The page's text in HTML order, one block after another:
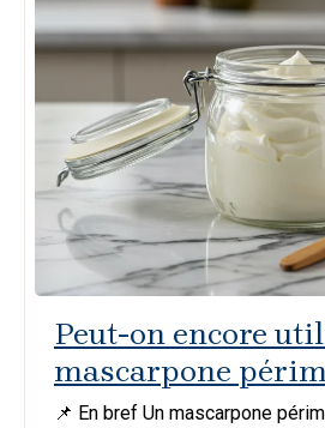
Peut-on encore
mascarpone
📌 En bref Un mascarpone